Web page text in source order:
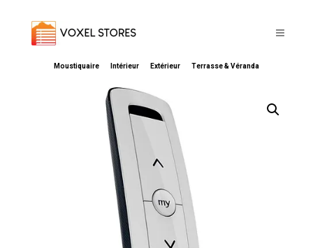
Moustiquaire Intérieur Extérieur Terrasse & Véranda